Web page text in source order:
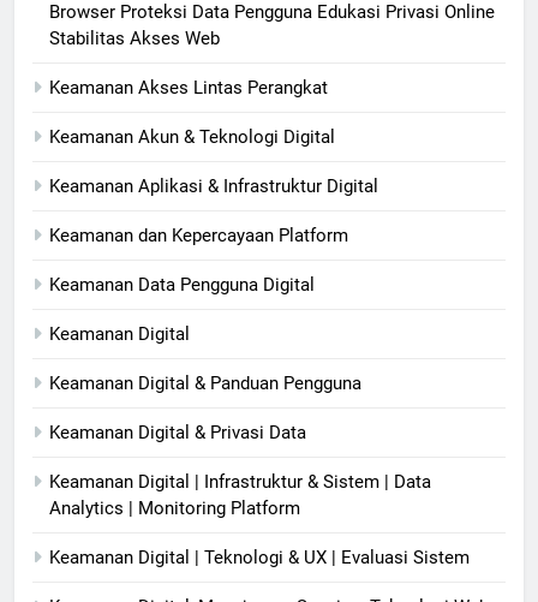
Browser Proteksi Data Pengguna Edukasi Privasi Online
Stabilitas Akses Web
Keamanan Akses Lintas Perangkat
Keamanan Akun & Teknologi Digital
Keamanan Aplikasi & Infrastruktur Digital
Keamanan dan Kepercayaan Platform
Keamanan Data Pengguna Digital
Keamanan Digital
Keamanan Digital & Panduan Pengguna
Keamanan Digital & Privasi Data
Keamanan Digital | Infrastruktur & Sistem | Data
Analytics | Monitoring Platform
Keamanan Digital | Teknologi & UX | Evaluasi Sistem